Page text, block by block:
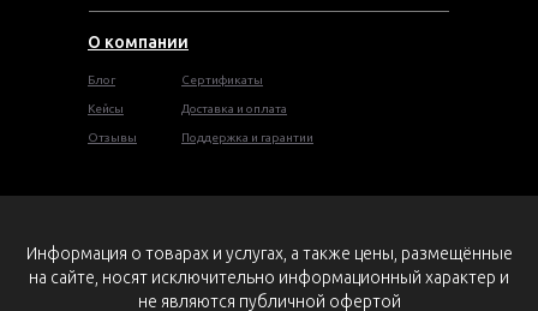
О компании
Блог
Кейсы
Отзывы
Сертификаты
Доставка и оплата
Поддержка и гарантии
Информация о товарах и услугах, а также цены, размещённые
на сайте, носят исключительно информационный характер и
не являются публичной офертой